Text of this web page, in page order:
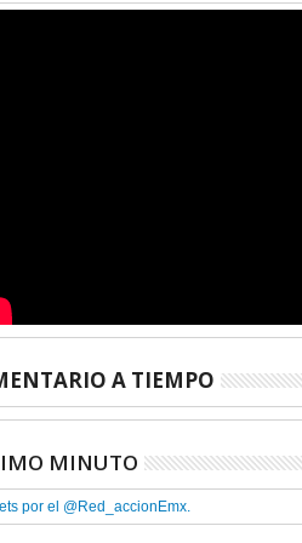
A TIEMPO
MINUTO
por el @Red_accionEmx.